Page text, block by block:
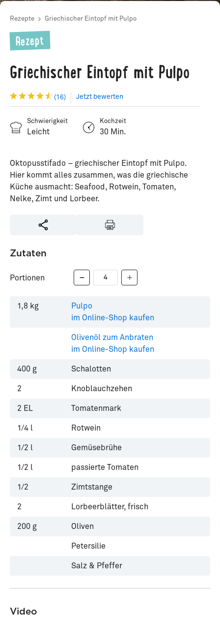
Rezepte Griechischer Eintopf mit Pulpo
Rezept
Griechischer Eintopf mit Pulpo
(16) Jetzt bewerten
Schwierigkeit
Leicht
Kochzeit
30 Min.
Oktopusstifado – griechischer Eintopf mit Pulpo.
Hier kommt alles zusammen, was die griechische
Küche ausmacht: Seafood, Rotwein, Tomaten,
Nelke, Zimt und Lorbeer.
Zutaten
Portionen
1,8 kg
Pulpo
im Online-Shop kaufen
Olivenöl zum Anbraten
im Online-Shop kaufen
400 g Schalotten
2 Knoblauchzehen
2 EL Tomatenmark
1/4 l Rotwein
1/2 l Gemüsebrühe
1/2 l passierte Tomaten
1/2 Zimtstange
2 Lorbeerblätter, frisch
200 g Oliven
Petersilie
Salz & Pfeffer
Video